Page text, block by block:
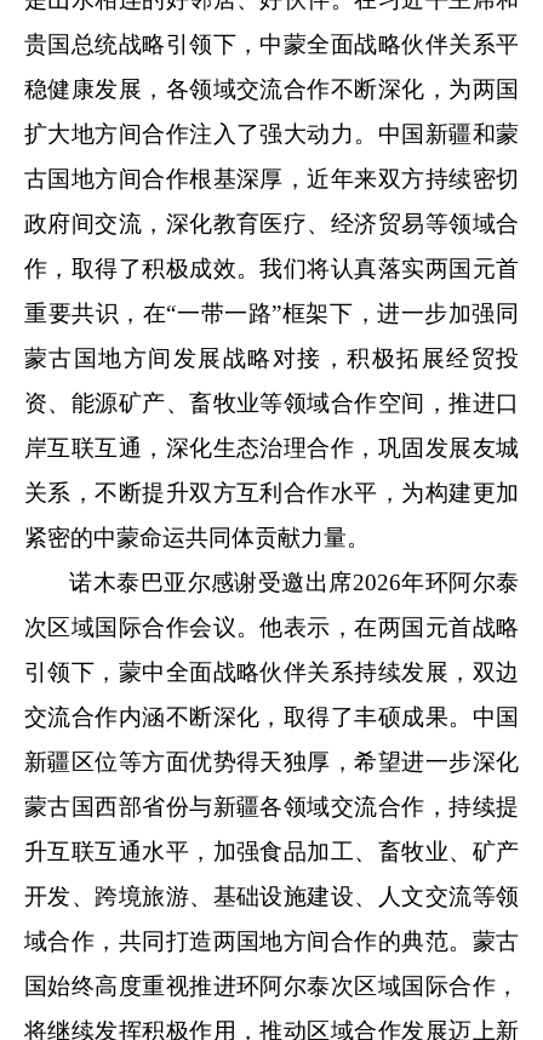
贵国总统战略引领下，中蒙全面战略伙伴关系平
稳健康发展，各领域交流合作不断深化，为两国
扩大地方间合作注入了强大动力。中国新疆和蒙
古国地方间合作根基深厚，近年来双方持续密切
政府间交流，深化教育医疗、经济贸易等领域合
作，取得了积极成效。我们将认真落实两国元首
重要共识，在“一带一路”框架下，进一步加强同
蒙古国地方间发展战略对接，积极拓展经贸投
资、能源矿产、畜牧业等领域合作空间，推进口
岸互联互通，深化生态治理合作，巩固发展友城
关系，不断提升双方互利合作水平，为构建更加
紧密的中蒙命运共同体贡献力量。
诺木泰巴亚尔感谢受邀出席2026年环阿尔泰
次区域国际合作会议。他表示，在两国元首战略
引领下，蒙中全面战略伙伴关系持续发展，双边
交流合作内涵不断深化，取得了丰硕成果。中国
新疆区位等方面优势得天独厚，希望进一步深化
蒙古国西部省份与新疆各领域交流合作，持续提
升互联互通水平，加强食品加工、畜牧业、矿产
开发、跨境旅游、基础设施建设、人文交流等领
域合作，共同打造两国地方间合作的典范。蒙古
国始终高度重视推进环阿尔泰次区域国际合作，
将继续发挥积极作用，推动区域合作发展迈上新